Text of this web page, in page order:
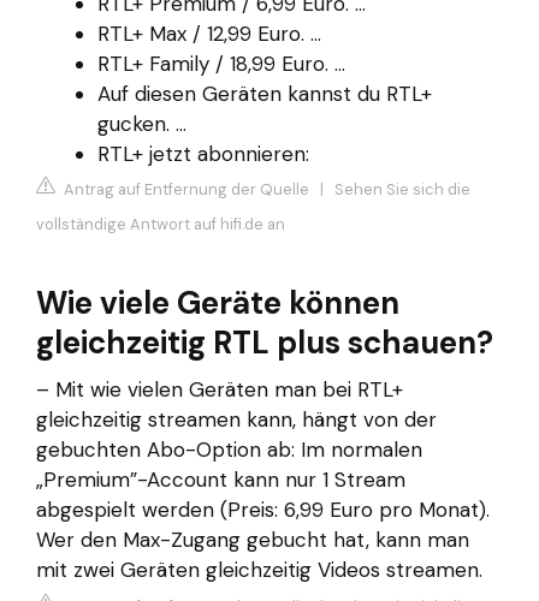
RTL+ Max / 12,99 Euro. ...
RTL+ Family / 18,99 Euro. ...
Auf diesen Geräten kannst du RTL+
gucken. ...
RTL+ jetzt abonnieren:
Antrag auf Entfernung der Quelle | Sehen Sie sich die
vollständige Antwort auf hifi.de an
Wie viele Geräte können
gleichzeitig RTL plus schauen?
– Mit wie vielen Geräten man bei RTL+
gleichzeitig streamen kann, hängt von der
gebuchten Abo-Option ab: Im normalen
„Premium”-Account kann nur 1 Stream
abgespielt werden (Preis: 6,99 Euro pro Monat).
Wer den Max-Zugang gebucht hat, kann man
mit zwei Geräten gleichzeitig Videos streamen.